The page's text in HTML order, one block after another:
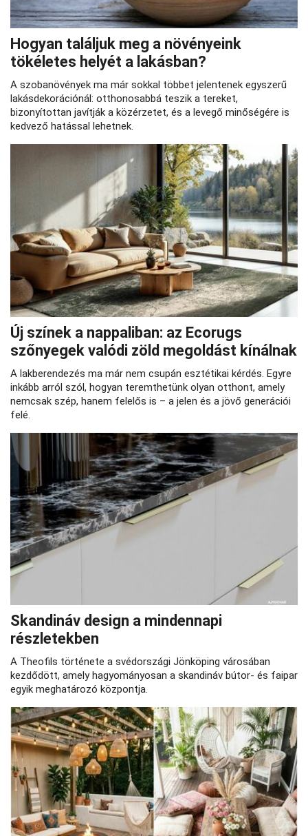
Hogyan találjuk meg a növényeink
tökéletes helyét a lakásban?
A szobanövények ma már sokkal többet jelentenek egyszerű
lakásdekorációnál: otthonosabbá teszik a tereket,
bizonyítottan javítják a közérzetet, és a levegő minőségére is
kedvező hatással lehetnek.
Új színek a nappaliban: az Ecorugs
szőnyegek valódi zöld megoldást kínálnak
A lakberendezés ma már nem csupán esztétikai kérdés. Egyre
inkább arról szól, hogyan teremthetünk olyan otthont, amely
nemcsak szép, hanem felelős is – a jelen és a jövő generációi
felé.
Skandináv design a mindennapi
részletekben
A Theofils története a svédországi Jönköping városában
kezdődött, amely hagyományosan a skandináv bútor- és faipar
egyik meghatározó központja.